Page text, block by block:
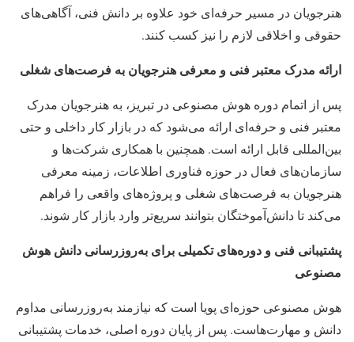
هنرجویان در مسیر حرفه‌ای خود علاوه بر دانش فنی، آگاهی‌های
حقوقی و اخلاقی لازم را نیز کسب کنند.
ارائه مدرک معتبر فنی و معرفی هنرجویان به فرصت‌های شغلی
پس از اتمام دوره هوش مصنوعی در تبریز، به هنرجویان مدرک
معتبر فنی و حرفه‌ای ارائه می‌شود که در بازار کار داخلی و حتی
بین‌المللی قابل ارائه است. همچنین با همکاری شرکت‌ها و
سازمان‌های فعال در حوزه فناوری اطلاعات، زمینه معرفی
هنرجویان به فرصت‌های شغلی و پروژه‌های واقعی را فراهم
می‌کند تا دانش‌آموختگان بتوانند سریع‌تر وارد بازار کار شوند.
پشتیبانی فنی و دوره‌های تکمیلی برای به‌روزرسانی دانش هوش
مصنوعی
هوش مصنوعی حوزه‌ای پویا است که نیازمند به‌روزرسانی مداوم
دانش و مهارت‌هاست. پس از پایان دوره اصلی، خدمات پشتیبانی